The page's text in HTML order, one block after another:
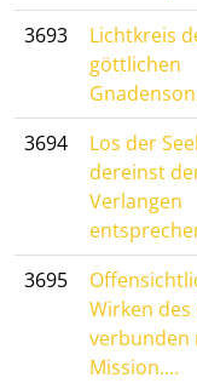
3693
Lichtkreis
göttlichen
3694
Los der
dereinst
Verlangen
3695
Wirken des
verbunden
Mission....